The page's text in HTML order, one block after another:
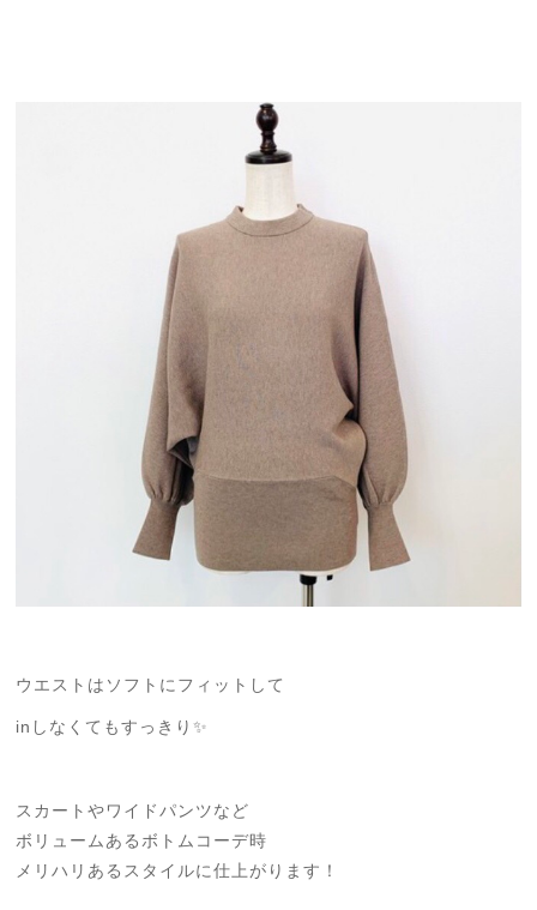
ウエストはソフトにフィットして
inしなくてもすっきり✨
スカートやワイドパンツなど
ボリュームあるボトムコーデ時
メリハリあるスタイルに仕上がります！